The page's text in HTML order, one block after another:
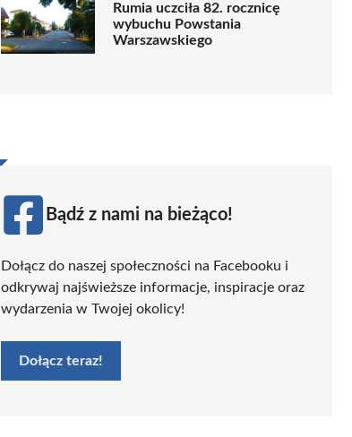
Rumia uczciła 82. rocznicę
wybuchu Powstania
Warszawskiego
Bądź z nami na bieżąco!
Dołącz do naszej społeczności na Facebooku i
odkrywaj najświeższe informacje, inspiracje oraz
wydarzenia w Twojej okolicy!
Dołącz teraz!